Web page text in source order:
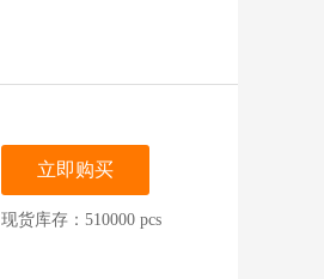
立即购买
现货库存：510000 pcs